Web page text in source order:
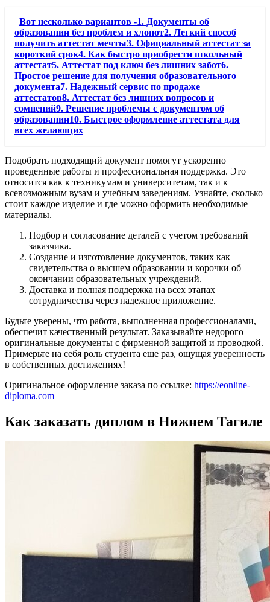
Вот несколько вариантов -1. Документы об
образовании без проблем и хлопот2. Легкий способ
получить аттестат мечты3. Официальный аттестат за
короткий срок4. Как быстро приобрести школьный
аттестат5. Аттестат под ключ без лишних забот6.
Простое решение для получения образовательного
документа7. Надежный сервис по продаже
аттестатов8. Аттестат без лишних вопросов и
сомнений9. Решение проблемы с документом об
образовании10. Быстрое оформление аттестата для
всех желающих
Подобрать подходящий документ помогут ускоренно
проведенные работы и профессиональная поддержка. Это
относится как к техникумам и университетам, так и к
всевозможным вузам и учебным заведениям. Узнайте, сколько
стоит каждое изделие и где можно оформить необходимые
материалы.
Подбор и согласование деталей с учетом требований
заказчика.
Создание и изготовление документов, таких как
свидетельства о высшем образовании и корочки об
окончании образовательных учреждений.
Доставка и полная поддержка на всех этапах
сотрудничества через надежное приложение.
Будьте уверены, что работа, выполненная профессионалами,
обеспечит качественный результат. Заказывайте недорого
оригинальные документы с фирменной защитой и проводкой.
Примерьте на себя роль студента еще раз, ощущая уверенность
в собственных достижениях!
Оригинальное оформление заказа по ссылке: https://eonline-
diploma.com
Как заказать диплом в Нижнем Тагиле